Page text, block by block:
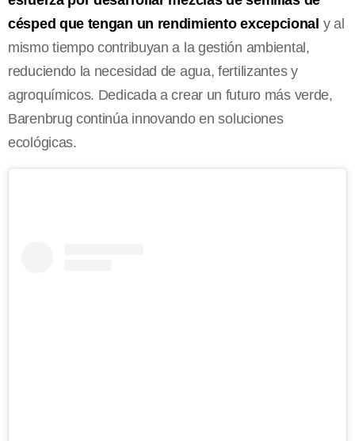
césped que tengan un rendimiento excepcional y al
mismo tiempo contribuyan a la gestión ambiental,
reduciendo la necesidad de agua, fertilizantes y
agroquímicos. Dedicada a crear un futuro más verde,
Barenbrug continúa innovando en soluciones
ecológicas.